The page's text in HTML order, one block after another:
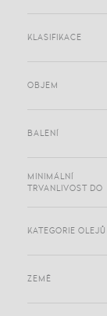
KLASIFIKACE
OBJEM
BALENÍ
MINIMÁLNÍ
TRVANLIVOST DO
KATEGORIE OLEJŮ
ZEMĚ